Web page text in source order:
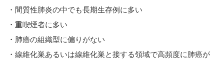
・間質性肺炎の中でも長期生存例に多い
・重喫煙者に多い
・肺癌の組織型に偏りがない
・線維化巣あるいは線維化巣と接する領域で高頻度に肺癌が